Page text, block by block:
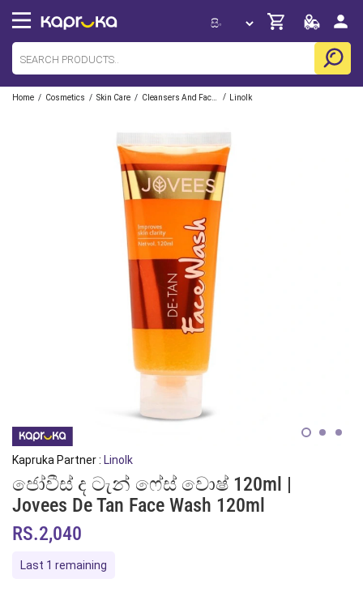
Home / Cosmetics / Skin Care / / Linolk
Kapruka Partner : Linolk
ජෝවීස් ද ටැන් ෆේස් වොෂ් 120ml |
Jovees De Tan Face Wash 120ml
RS.2,040
Last 1 remaining